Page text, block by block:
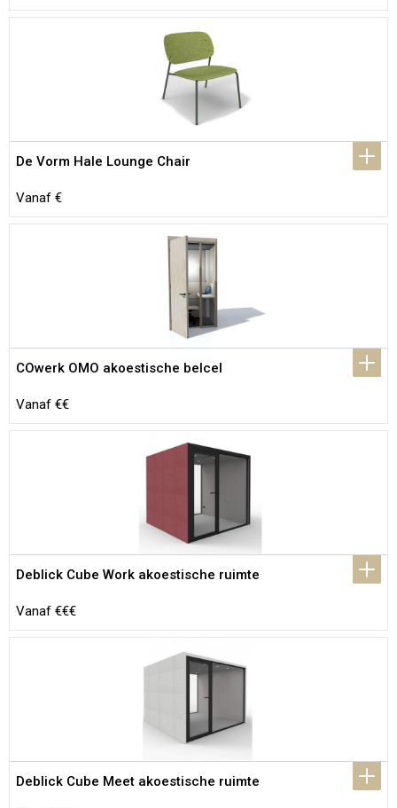
De Vorm Hale Lounge Chair
Vanaf €
COwerk OMO akoestische belcel
Vanaf €€
Deblick Cube Work akoestische ruimte
Vanaf €€€
Deblick Cube Meet akoestische ruimte